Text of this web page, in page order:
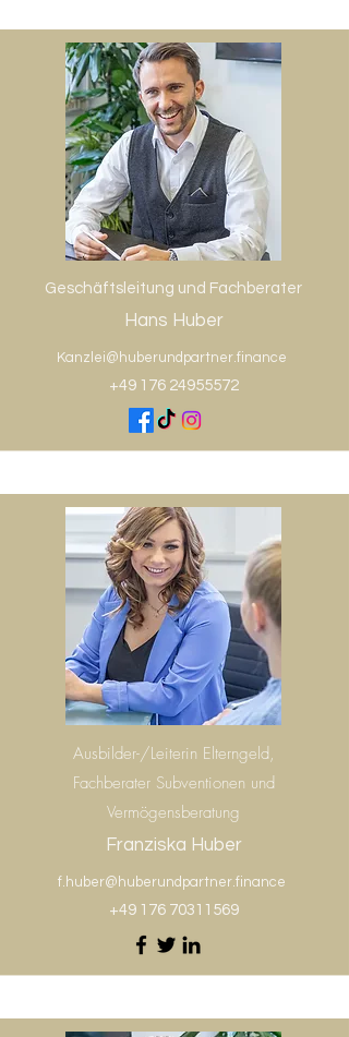
Geschäftsleitung und Fachberater
Hans Huber
Kanzlei@huberundpartner.finance
+49 176 24955572
Ausbilder-/Leiterin Elterngeld,
Fachberater Subventionen und
Vermögensberatung
Franziska Huber
f.huber@huberundpartner.finance
+49 176 70311569